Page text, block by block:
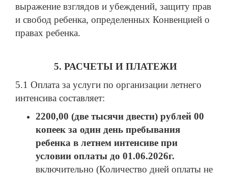
выражение взглядов и убеждений, защиту прав
и свобод ребенка, определенных Конвенцией о
правах ребенка.
5. РАСЧЕТЫ И ПЛАТЕЖИ
5.1 Оплата за услуги по организации летнего
интенсива составляет:
2200,00 (две тысячи двести) рублей 00
копеек за один день пребывания
ребенка в летнем интенсиве при
условии оплаты до 01.06.2026г.
включительно (Количество дней оплаты не